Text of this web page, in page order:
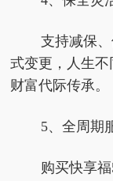
支持减保
式变更，人生
财富代际传承。
5、全周期
购买快享